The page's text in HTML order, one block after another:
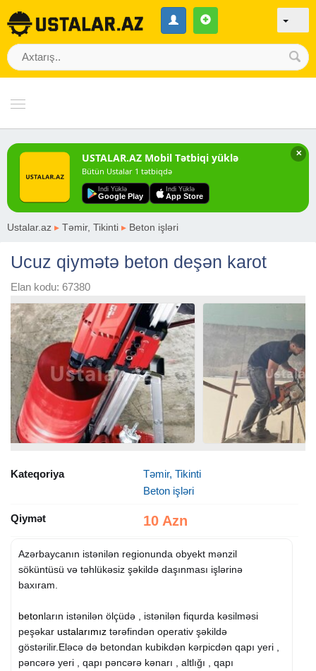
✕
USTALAR.AZ Mobil Tətbiqi yüklə
Bütün Ustalar 1 tətbiqdə
Indi Yüklə
Google Play
Indi Yüklə
App Store
Ustalar.az ▸ Təmir, Tikinti ▸ Beton işləri
Ucuz qiymətə beton deşən karot
Elan kodu: 67380
Kateqoriya
Təmir, Tikinti
Beton işləri
Qiymət 10 Azn
Azərbaycanın istənilən regionunda obyekt mənzil
söküntüsü və təhlükəsiz şəkildə daşınması işlərinə
baxıram.
betonların istənilən ölçüdə , istənilən fiqurda kəsilməsi
peşəkar ustalarımız tərəfindən operativ şəkildə
göstərilir.Eləcə də betondan kubikdən kərpicdən qapı yeri ,
pəncərə yeri , qapı pəncərə kənarı , altlığı , qapı